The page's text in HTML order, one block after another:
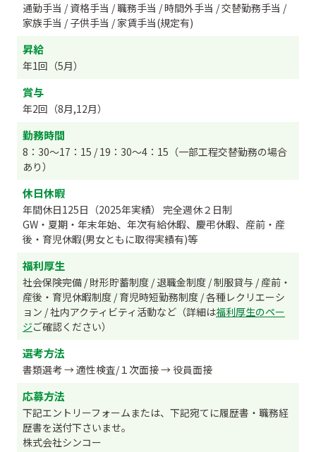
通勤手当 / 資格手当 / 職務手当 / 時間外手当 / 交替勤務手当 /
家族手当 / 子供手当 / 家賃手当(規定有)
昇給
年1回（5月）
賞与
年2回（8月,12月）
勤務時間
8：30～17：15 / 19：30～4：15（一部工程交替勤務の場合
あり）
休日休暇
年間休日125日（2025年実績） 完全週休２日制
GW・夏期・年末年始、年次有給休暇、慶弔休暇、産前・産
後・育児休暇(男女ともに取得実績有)等
福利厚生
社会保険完備 / 財形貯蓄制度 / 退職金制度 / 制服貸与 / 産前・
産後・育児休暇制度 / 育児時短勤務制度 / 各種レクリエーシ
ョン / 社内アクティビティ活動など（詳細は福利厚生のペー
ジご確認ください）
選考方法
書類選考 → 適性検査/１次面接 → 役員面接
応募方法
下記エントリーフォームまたは、下記宛てに履歴書・職務経
歴書を送付下さいませ。
株式会社シンコー